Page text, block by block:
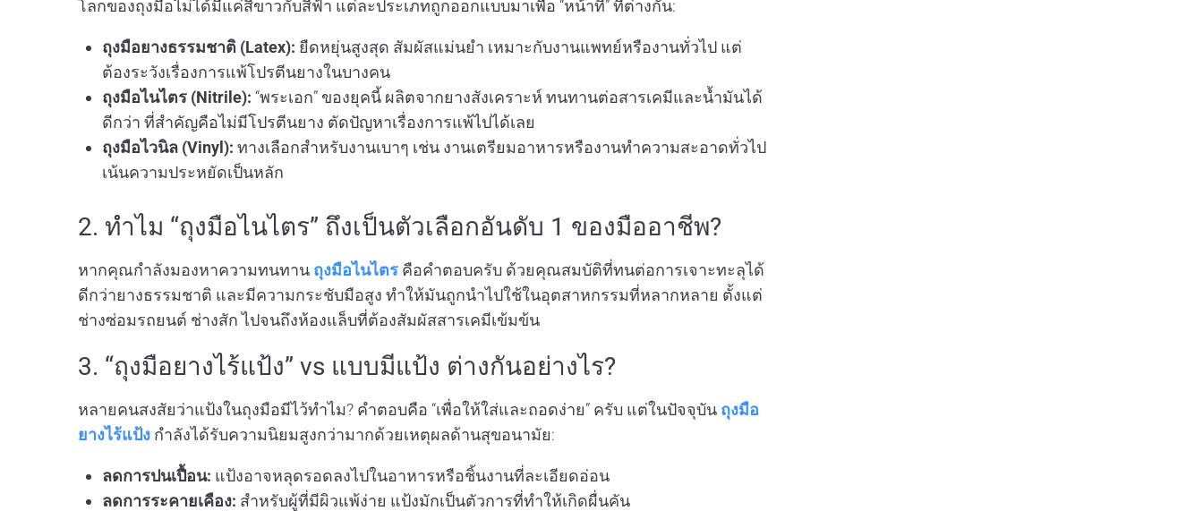
โลกของถุงมือไม่ได้มีแค่สีขาวกับสีฟ้า แต่ละประเภทถูกออกแบบมาเพื่อ “หน้าที่” ที่ต่างกัน:
ถุงมือยางธรรมชาติ (Latex): ยืดหยุ่นสูงสุด สัมผัสแม่นยำ เหมาะกับงานแพทย์หรืองานทั่วไป แต่
ต้องระวังเรื่องการแพ้โปรตีนยางในบางคน
ถุงมือไนไตร (Nitrile): “พระเอก” ของยุคนี้ ผลิตจากยางสังเคราะห์ ทนทานต่อสารเคมีและน้ำมันได้
ดีกว่า ที่สำคัญคือไม่มีโปรตีนยาง ตัดปัญหาเรื่องการแพ้ไปได้เลย
ถุงมือไวนิล (Vinyl): ทางเลือกสำหรับงานเบาๆ เช่น งานเตรียมอาหารหรืองานทำความสะอาดทั่วไป
เน้นความประหยัดเป็นหลัก
2. ทำไม “ถุงมือไนไตร” ถึงเป็นตัวเลือกอันดับ 1 ของมืออาชีพ?
หากคุณกำลังมองหาความทนทาน ถุงมือไนไตร คือคำตอบครับ ด้วยคุณสมบัติที่ทนต่อการเจาะทะลุได้
ดีกว่ายางธรรมชาติ และมีความกระชับมือสูง ทำให้มันถูกนำไปใช้ในอุตสาหกรรมที่หลากหลาย ตั้งแต่
ช่างซ่อมรถยนต์ ช่างสัก ไปจนถึงห้องแล็บที่ต้องสัมผัสสารเคมีเข้มข้น
3. “ถุงมือยางไร้แป้ง” vs แบบมีแป้ง ต่างกันอย่างไร?
หลายคนสงสัยว่าแป้งในถุงมือมีไว้ทำไม? คำตอบคือ “เพื่อให้ใส่และถอดง่าย” ครับ แต่ในปัจจุบัน ถุงมือ
ยางไร้แป้ง กำลังได้รับความนิยมสูงกว่ามากด้วยเหตุผลด้านสุขอนามัย:
ลดการปนเปื้อน: แป้งอาจหลุดรอดลงไปในอาหารหรือชิ้นงานที่ละเอียดอ่อน
ลดการระคายเคือง: สำหรับผู้ที่มีผิวแพ้ง่าย แป้งมักเป็นตัวการที่ทำให้เกิดผื่นคัน